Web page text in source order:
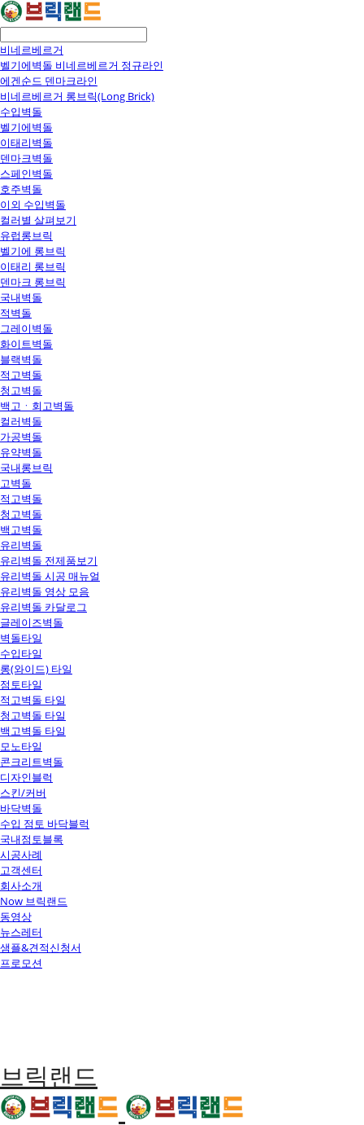
비네르베르거
벨기에벽돌 비네르베르거 정규라인
에겐순드 덴마크라인
비네르베르거 롱브릭(Long Brick)
수입벽돌
벨기에벽돌
이태리벽돌
덴마크벽돌
스페인벽돌
호주벽돌
이외 수입벽돌
컬러별 살펴보기
유럽롱브릭
벨기에 롱브릭
이태리 롱브릭
덴마크 롱브릭
국내벽돌
적벽돌
그레이벽돌
화이트벽돌
블랙벽돌
적고벽돌
청고벽돌
백고ㆍ회고벽돌
컬러벽돌
가공벽돌
유약벽돌
국내롱브릭
고벽돌
적고벽돌
청고벽돌
백고벽돌
유리벽돌
유리벽돌 전제품보기
유리벽돌 시공 매뉴얼
유리벽돌 영상 모음
유리벽돌 카달로그
글레이즈벽돌
벽돌타일
수입타일
롱(와이드) 타일
점토타일
적고벽돌 타일
청고벽돌 타일
백고벽돌 타일
모노타일
콘크리트벽돌
디자인블럭
스킨/커버
바닥벽돌
수입 점토 바닥블럭
국내점토블록
시공사례
고객센터
회사소개
Now 브릭랜드
동영상
뉴스레터
샘플&견적신청서
프로모션
브릭랜드